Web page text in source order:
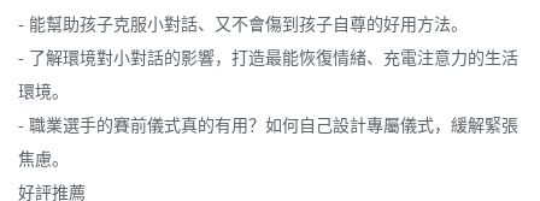
- 能幫助孩子克服小對話、又不會傷到孩子自尊的好用方法。
- 了解環境對小對話的影響，打造最能恢復情緒、充電注意力的生活
環境。
- 職業選手的賽前儀式真的有用？如何自己設計專屬儀式，緩解緊張
焦慮。
好評推薦